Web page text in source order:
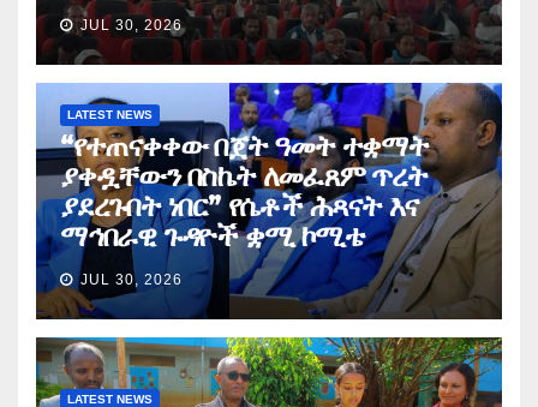
JUL 30, 2026
LATEST NEWS
“የተጠናቀቀው በጀት ዓመት ተቋማት
ያቀዷቸውን በስኬት ለመፈጸም ጥረት
ያደረጉበት ነበር” የሴቶች ሕጻናት እና
ማኅበራዊ ጉዳዮች ቋሚ ኮሚቴ
JUL 30, 2026
LATEST NEWS